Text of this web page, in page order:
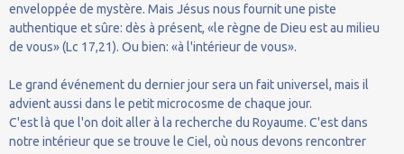
enveloppée de mystère. Mais Jésus nous fournit une piste
authentique et sûre: dès à présent, «le règne de Dieu est au milieu
de vous» (Lc 17,21). Ou bien: «à l'intérieur de vous».
Le grand événement du dernier jour sera un fait universel, mais il
advient aussi dans le petit microcosme de chaque jour.
C'est là que l'on doit aller à la recherche du Royaume. C'est dans
notre intérieur que se trouve le Ciel, où nous devons rencontrer